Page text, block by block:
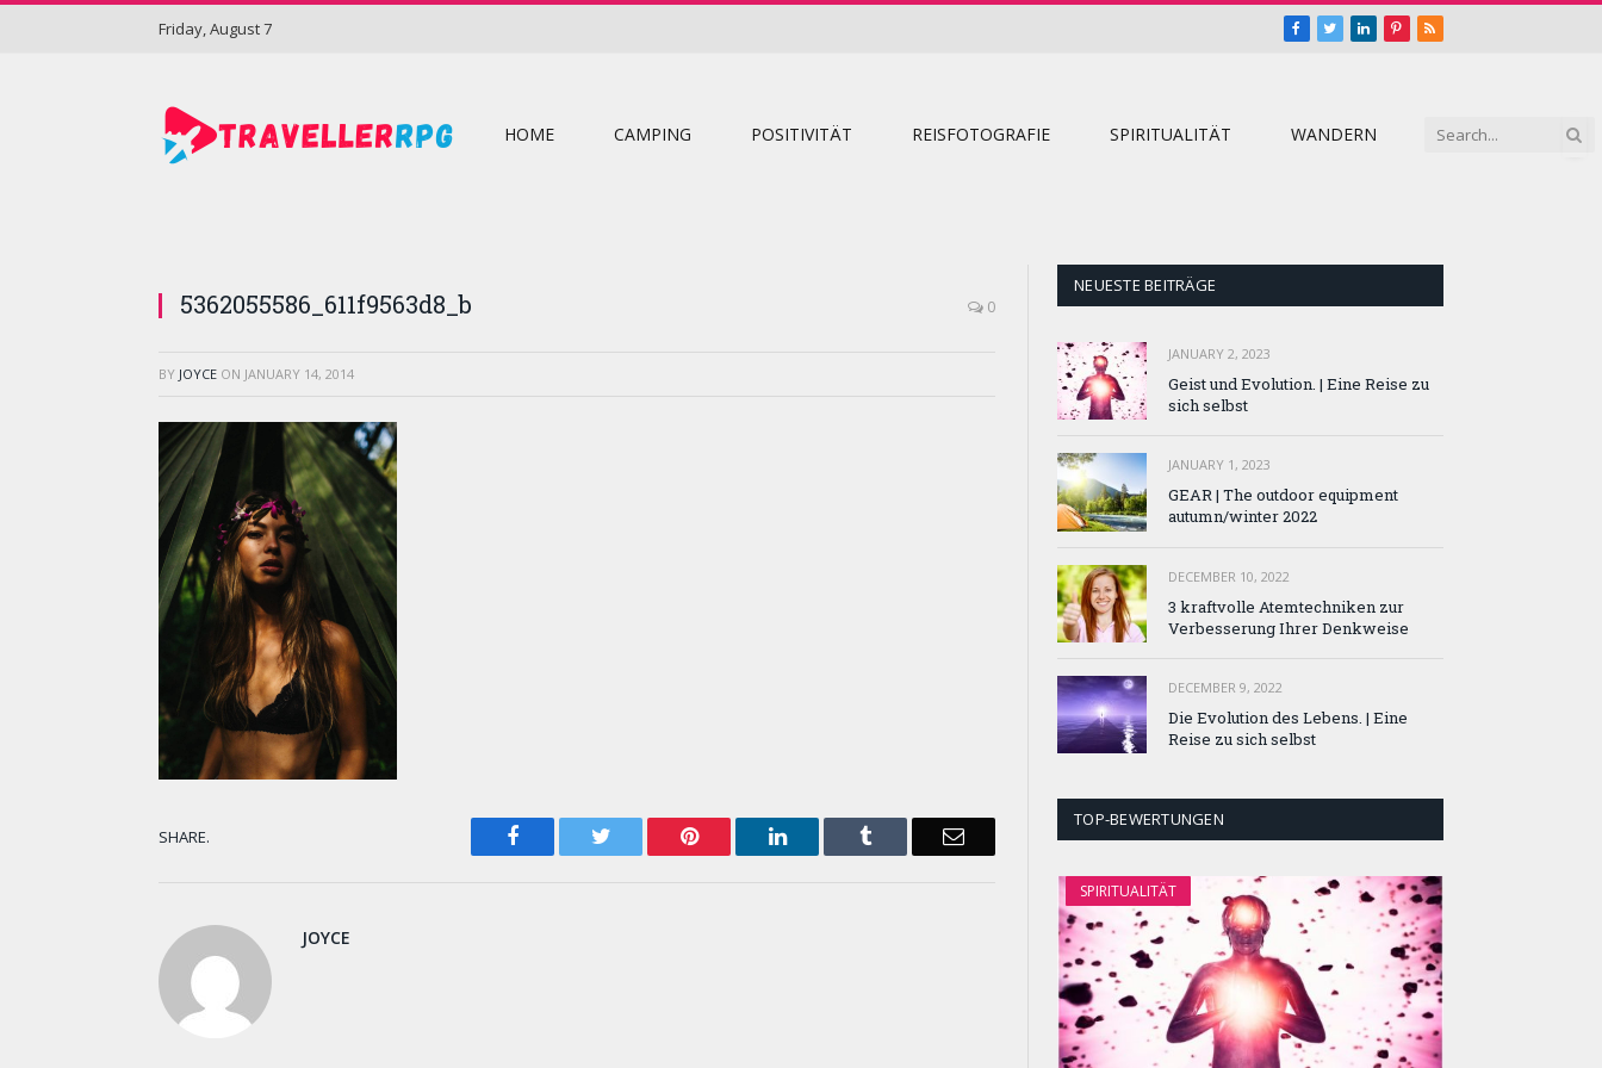
Friday, August 7 Facebook
TwitterLinkedInPinterest
RSS
HOME CAMPING POSITIVITÄT REISFOTOGRAFIE SPIRITUALITÄT WANDERN
5362055586_611f9563d8_b 0
BY JOYCE ON JANUARY 14, 2014
SHARE. Facebook Twitter Pinterest LinkedIn Tumblr Email
JOYCE
NEUESTE BEITRÄGE
JANUARY 2, 2023
Geist und Evolution. | Eine Reise zu
sich selbst
JANUARY 1, 2023
GEAR | The outdoor equipment
autumn/winter 2022
DECEMBER 10, 2022
3 kraftvolle Atemtechniken zur
Verbesserung Ihrer Denkweise
DECEMBER 9, 2022
Die Evolution des Lebens. | Eine
Reise zu sich selbst
TOP-BEWERTUNGEN
SPIRITUALITÄT